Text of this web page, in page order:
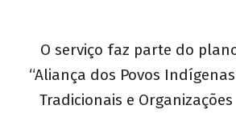
O serviço faz parte do
“Aliança dos Povos
Tradicionais e